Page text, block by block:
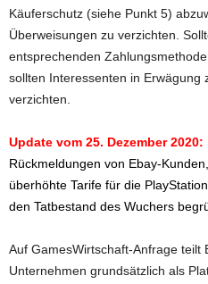
Käuferschutz (siehe Punkt 5)
Überweisungen zu verzichten.
entsprechenden
sollten Interessenten in Erwägung
verzichten.
Update vom 25. Dezember 2020:
Rückmeldungen von Ebay-
überhöhte Tarife für die
den Tatbestand des Wuchers
Auf GamesWirtschaft-Anfrage teilt
Unternehmen grundsätzlich als